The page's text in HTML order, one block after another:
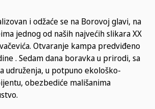
i odžaće se na Borovoj glavi, na
jednog od naših najvećih slikara XX
Otvaranje kampa predviđeno
. Sedam dana boravka u prirodi, sa
udruženja, u potpuno ekološko-
obezbediće mališanima